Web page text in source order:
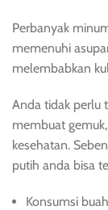
Perbanyak
memenuhi
melembabkan
Anda tidak perlu
membuat
kesehatan.
putih anda bisa
Konsumsi